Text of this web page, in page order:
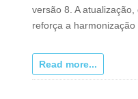
versão 8. A
reforça a harmonização
Read more...